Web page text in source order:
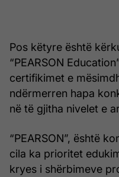
Pos këtyre është
“PEARSON
certifikimet e
ndërmerren hapa
në të gjitha nivelet e
“PEARSON”, është
cila ka prioritet
kryes i shërbimeve